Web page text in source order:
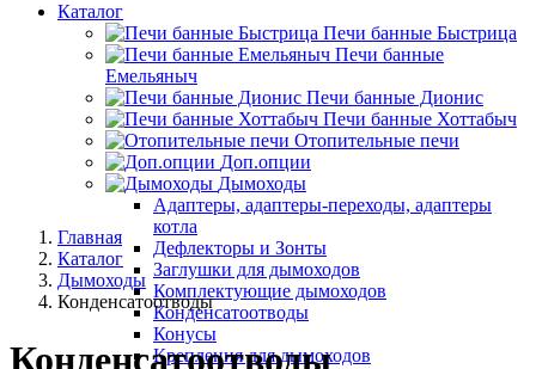
Каталог
Печи банные Быстрица
Печи банные
Емельяныч
Печи банные Дионис
Печи банные Хоттабыч
Отопительные печи
Доп.опции
Дымоходы
Адаптеры, адаптеры-переходы, адаптеры
котла
Дефлекторы и Зонты
Заглушки для дымоходов
Комплектующие дымоходов
Конденсатоотводы
Конусы
Крепления для дымоходов
Главная
Каталог
Дымоходы
Конденсатоотводы
Конденсатоотводы